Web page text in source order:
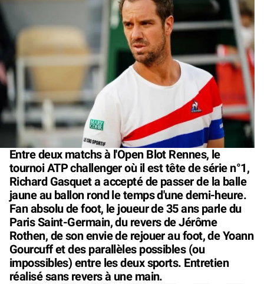
Entre deux matchs à l'Open Blot Rennes, le
tournoi ATP challenger où il est tête de série n°1,
Richard Gasquet a accepté de passer de la balle
jaune au ballon rond le temps d'une demi-heure.
Fan absolu de foot, le joueur de 35 ans parle du
Paris Saint-Germain, du revers de Jérôme
Rothen, de son envie de rejouer au foot, de Yoann
Gourcuff et des parallèles possibles (ou
impossibles) entre les deux sports. Entretien
réalisé sans revers à une main.